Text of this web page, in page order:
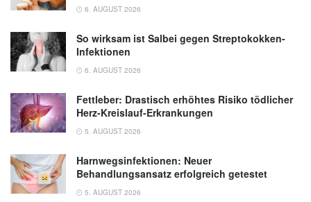
6. AUGUST 2026
So wirksam ist Salbei gegen Streptokokken-
Infektionen
6. AUGUST 2026
Fettleber: Drastisch erhöhtes Risiko tödlicher
Herz-Kreislauf-Erkrankungen
5. AUGUST 2026
Harnwegsinfektionen: Neuer
Behandlungsansatz erfolgreich getestet
5. AUGUST 2026